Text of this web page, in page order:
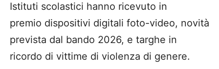
Istituti scolastici hanno ricevuto in
premio dispositivi digitali foto-video, novità
prevista dal bando 2026, e targhe in
ricordo di vittime di violenza di genere.